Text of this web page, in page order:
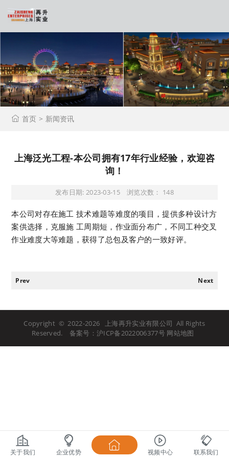
首页 > 新闻资讯
上海泛光工程-本公司拥有17年行业经验，欢迎咨
询！
发布日期: 2023-03-15浏览次数： 148
本公司对存在施工 技术难题等难度的项目，提供多种设计方
案供选择，克服施 工周期短，作业面分布广，不同工种交叉
作业难度大等难题，获得了总包及客户的一致好评。
Prev Next
Copyright © 2022-2026 上海再升实业有限公司 All Rights
Reserved. 备案号：沪ICP备2022006377号 网站地图
关于我们 企业优势 视频中心 联系我们